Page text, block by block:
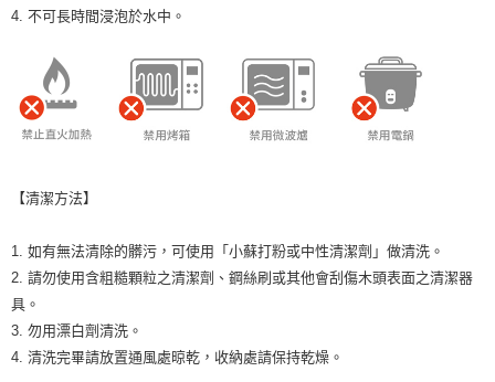
4. 不可長時間浸泡於水中。
【清潔方法】
1. 如有無法清除的髒污，可使用「小蘇打粉或中性清潔劑」做清洗。
2. 請勿使用含粗糙顆粒之清潔劑、鋼絲刷或其他會刮傷木頭表面之清潔器
具。
3. 勿用漂白劑清洗。
4. 清洗完畢請放置通風處晾乾，收納處請保持乾燥。